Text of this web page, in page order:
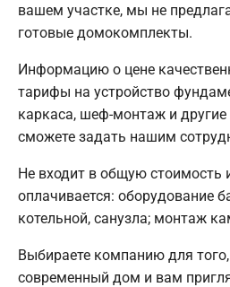
вашем участке, мы не
готовые домокомплекты.
Информацию о цене
тарифы на устройство
каркаса, шеф-монтаж и
сможете задать нашим
Не входит в общую стоимость
оплачивается: оборудование
котельной, санузла; монтаж
Выбираете компанию для
современный дом и вам